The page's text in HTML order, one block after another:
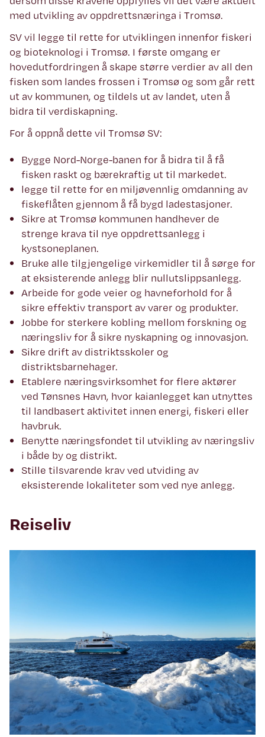
med utvikling av oppdrettsnæringa i Tromsø.
SV vil legge til rette for utviklingen innenfor fiskeri
og bioteknologi i Tromsø. I første omgang er
hovedutfordringen å skape større verdier av all den
fisken som landes frossen i Tromsø og som går rett
ut av kommunen, og tildels ut av landet, uten å
bidra til verdiskapning.
For å oppnå dette vil Tromsø SV:
Bygge Nord-Norge-banen for å bidra til å få
fisken raskt og bærekraftig ut til markedet.
legge til rette for en miljøvennlig omdanning av
fiskeflåten gjennom å få bygd ladestasjoner.
Sikre at Tromsø kommunen handhever de
strenge krava til nye oppdrettsanlegg i
kystsoneplanen.
Bruke alle tilgjengelige virkemidler til å sørge for
at eksisterende anlegg blir nullutslippsanlegg.
Arbeide for gode veier og havneforhold for å
sikre effektiv transport av varer og produkter.
Jobbe for sterkere kobling mellom forskning og
næringsliv for å sikre nyskapning og innovasjon.
Sikre drift av distriktsskoler og
distriktsbarnehager.
Etablere næringsvirksomhet for flere aktører
ved Tønsnes Havn, hvor kaianlegget kan utnyttes
til landbasert aktivitet innen energi, fiskeri eller
havbruk.
Benytte næringsfondet til utvikling av næringsliv
i både by og distrikt.
Stille tilsvarende krav ved utviding av
eksisterende lokaliteter som ved nye anlegg.
Reiseliv